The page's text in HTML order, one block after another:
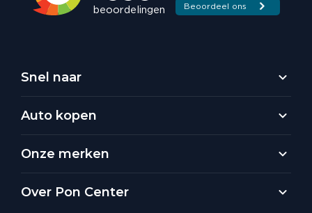
Snel naar
Auto kopen
Onze merken
Over Pon Center